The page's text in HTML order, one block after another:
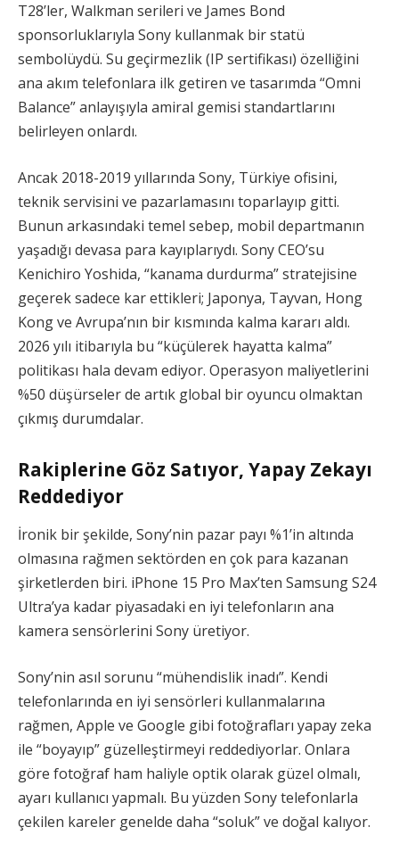
T28’ler, Walkman serileri ve James Bond
sponsorluklarıyla Sony kullanmak bir statü
sembolüydü. Su geçirmezlik (IP sertifikası) özelliğini
ana akım telefonlara ilk getiren ve tasarımda “Omni
Balance” anlayışıyla amiral gemisi standartlarını
belirleyen onlardı.
Ancak 2018-2019 yıllarında Sony, Türkiye ofisini,
teknik servisini ve pazarlamasını toparlayıp gitti.
Bunun arkasındaki temel sebep, mobil departmanın
yaşadığı devasa para kayıplarıydı. Sony CEO’su
Kenichiro Yoshida, “kanama durdurma” stratejisine
geçerek sadece kar ettikleri; Japonya, Tayvan, Hong
Kong ve Avrupa’nın bir kısmında kalma kararı aldı.
2026 yılı itibarıyla bu “küçülerek hayatta kalma”
politikası hala devam ediyor. Operasyon maliyetlerini
%50 düşürseler de artık global bir oyuncu olmaktan
çıkmış durumdalar.
Rakiplerine Göz Satıyor, Yapay Zekayı
Reddediyor
İronik bir şekilde, Sony’nin pazar payı %1’in altında
olmasına rağmen sektörden en çok para kazanan
şirketlerden biri. iPhone 15 Pro Max’ten Samsung S24
Ultra’ya kadar piyasadaki en iyi telefonların ana
kamera sensörlerini Sony üretiyor.
Sony’nin asıl sorunu “mühendislik inadı”. Kendi
telefonlarında en iyi sensörleri kullanmalarına
rağmen, Apple ve Google gibi fotoğrafları yapay zeka
ile “boyayıp” güzelleştirmeyi reddediyorlar. Onlara
göre fotoğraf ham haliyle optik olarak güzel olmalı,
ayarı kullanıcı yapmalı. Bu yüzden Sony telefonlarla
çekilen kareler genelde daha “soluk” ve doğal kalıyor.